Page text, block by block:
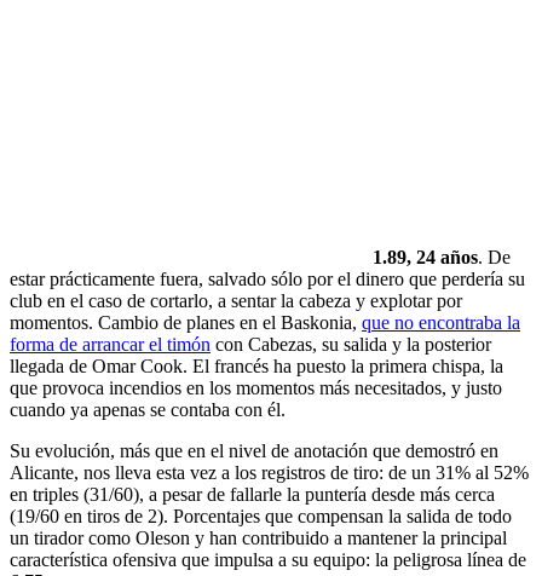
1.89, 24 años. De
estar prácticamente fuera, salvado sólo por el dinero que perdería su
club en el caso de cortarlo, a sentar la cabeza y explotar por
momentos. Cambio de planes en el Baskonia, que no encontraba la
forma de arrancar el timón con Cabezas, su salida y la posterior
llegada de Omar Cook. El francés ha puesto la primera chispa, la
que provoca incendios en los momentos más necesitados, y justo
cuando ya apenas se contaba con él.
Su evolución, más que en el nivel de anotación que demostró en
Alicante, nos lleva esta vez a los registros de tiro: de un 31% al 52%
en triples (31/60), a pesar de fallarle la puntería desde más cerca
(19/60 en tiros de 2). Porcentajes que compensan la salida de todo
un tirador como Oleson y han contribuido a mantener la principal
característica ofensiva que impulsa a su equipo: la peligrosa línea de